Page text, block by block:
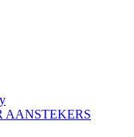
AANSTEKERS